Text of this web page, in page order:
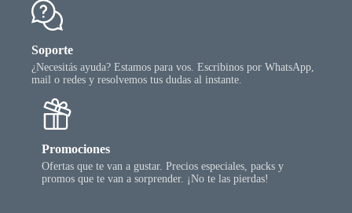
Soporte
¿Necesitás ayuda? Estamos para vos. Escribinos por WhatsApp,
mail o redes y resolvemos tus dudas al instante.
Promociones
Ofertas que te van a gustar. Precios especiales, packs y
promos que te van a sorprender. ¡No te las pierdas!